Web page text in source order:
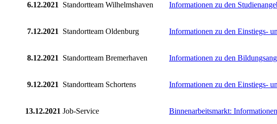
6.12.2021 Standortteam Wilhelmshaven Informationen zu den
7.12.2021 Standortteam Oldenburg Informationen zu den Einstiegs-
8.12.2021 Standortteam Bremerhaven Informationen zu den
9.12.2021 Standortteam Schortens Informationen zu den Einstiegs-
13.12.2021 Job-Service Binnenarbeitsmarkt: